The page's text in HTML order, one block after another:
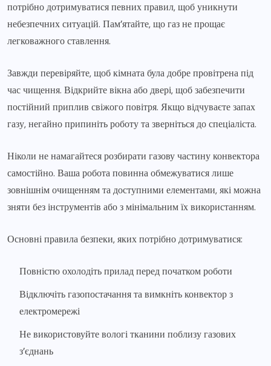
потрібно дотримуватися певних правил, щоб уникнути
небезпечних ситуацій. Пам’ятайте, що газ не прощає
легковажного ставлення.
Завжди перевіряйте, щоб кімната була добре провітрена під
час чищення. Відкрийте вікна або двері, щоб забезпечити
постійний приплив свіжого повітря. Якщо відчуваєте запах
газу, негайно припиніть роботу та зверніться до спеціаліста.
Ніколи не намагайтеся розбирати газову частину конвектора
самостійно. Ваша робота повинна обмежуватися лише
зовнішнім очищенням та доступними елементами, які можна
зняти без інструментів або з мінімальним їх використанням.
Основні правила безпеки, яких потрібно дотримуватися:
Повністю охолодіть прилад перед початком роботи
Відключіть газопостачання та вимкніть конвектор з
електромережі
Не використовуйте вологі тканини поблизу газових
з’єднань